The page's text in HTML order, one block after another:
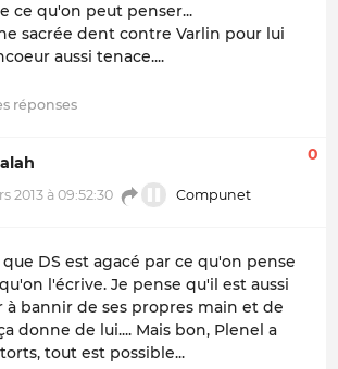
ce qu'on peut penser...
sacrée dent contre Varlin pour lui
aussi tenace....
2013 à 09:52:30 Compunet
0
DS est agacé par ce qu'on pense
l'écrive. Je pense qu'il est aussi
à bannir de ses propres main et de
donne de lui.... Mais bon, Plenel a
tout est possible...